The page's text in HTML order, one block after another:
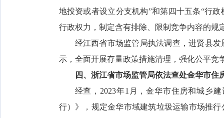
地投资或者设立分支机构”和第四十五条“行
行政权力，制定含有排除、限制竞争内容的规
经江西省市场监管局执法调查，进贤县
示，全面开展存量政策措施清理，强化公平
四、浙江省市场监管局依法查处金华市
经查，2023年1月，金华市住房和城乡
行）》，规定金华市域建筑垃圾运输市场推